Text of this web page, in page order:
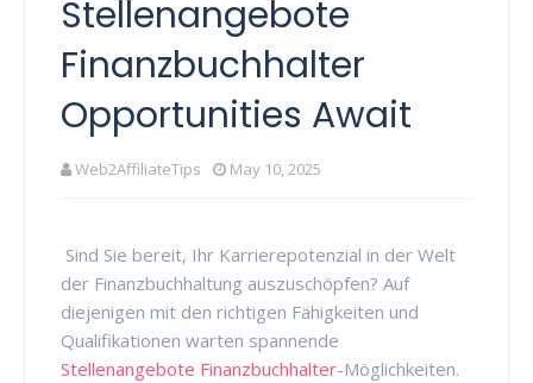
Stellenangebote
Finanzbuchhalter
Opportunities Await
Web2AffiliateTips May 10, 2025
Sind Sie bereit, Ihr Karrierepotenzial in der Welt
der Finanzbuchhaltung auszuschöpfen? Auf
diejenigen mit den richtigen Fähigkeiten und
Qualifikationen warten spannende
Stellenangebote Finanzbuchhalter-Möglichkeiten.